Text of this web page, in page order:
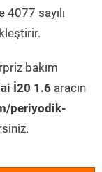
sayılı
bakım
İ20 1.6 aracın
periyodik-